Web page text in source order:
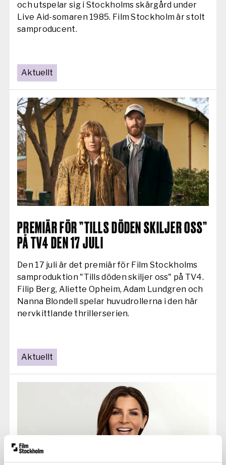
och utspelar sig i Stockholms skärgård under
Live Aid-somaren 1985. Film Stockholm är stolt
samproducent.
Aktuellt
AKTUELLT:
PREMIÄR FÖR ”TILLS DÖDEN SKILJER OSS”
PÅ TV4 DEN 17 JULI
Den 17 juli är det premiär för Film Stockholms
samproduktion "Tills döden skiljer oss" på TV4.
Filip Berg, Aliette Opheim, Adam Lundgren och
Nanna Blondell spelar huvudrollerna i den här
nervkittlande thrillerserien.
Aktuellt